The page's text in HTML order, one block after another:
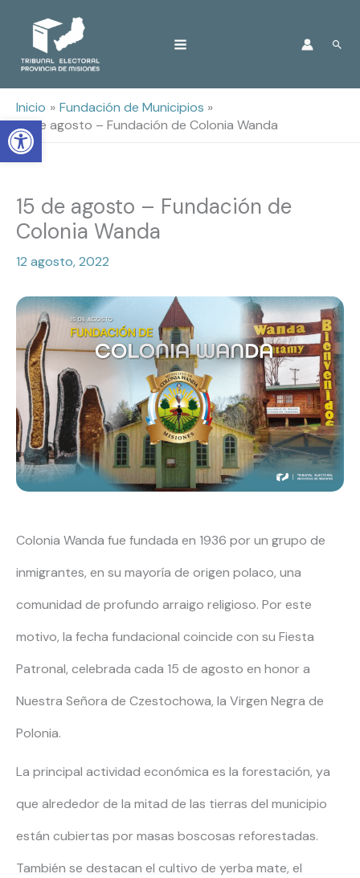
Open toolbar
Inicio
Fundación de Municipios
15 de agosto – Fundación de Colonia Wanda
15 de agosto – Fundación de
Colonia Wanda
12 agosto, 2022
Colonia Wanda fue fundada en 1936 por un grupo de
inmigrantes, en su mayoría de origen polaco, una
comunidad de profundo arraigo religioso. Por este
motivo, la fecha fundacional coincide con su Fiesta
Patronal, celebrada cada 15 de agosto en honor a
Nuestra Señora de Czestochowa, la Virgen Negra de
Polonia.
La principal actividad económica es la forestación, ya
que alrededor de la mitad de las tierras del municipio
están cubiertas por masas boscosas reforestadas.
También se destacan el cultivo de yerba mate, el